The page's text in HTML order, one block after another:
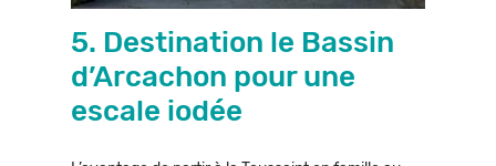
5. Destination le Bassin
d’Arcachon pour une
escale iodée